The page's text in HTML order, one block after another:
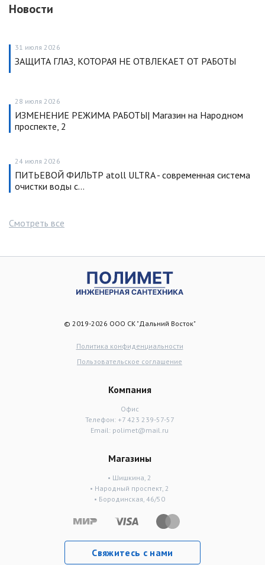
Новости
31 июля 2026
ЗАЩИТА ГЛАЗ, КОТОРАЯ НЕ ОТВЛЕКАЕТ ОТ РАБОТЫ
28 июля 2026
ИЗМЕНЕНИЕ РЕЖИМА РАБОТЫ| Магазин на Народном
проспекте, 2
24 июля 2026
ПИТЬЕВОЙ ФИЛЬТР atoll ULTRA - современная система
очистки воды с…
Смотреть все
© 2019-2026 ООО СК "Дальний Восток"
Политика конфиденциальности
Пользовательское соглашение
Компания
Офис
Телефон: +7 423 239-57-57
Email: polimet@mail.ru
Магазины
• Шишкина, 2
• Народный проспект, 2
• Бородинская, 46/50
Свяжитесь с нами